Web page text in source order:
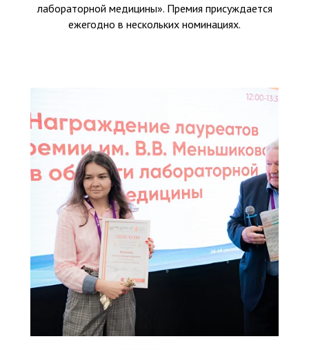
лабораторной медицины». Премия присуждается
ежегодно в нескольких номинациях.